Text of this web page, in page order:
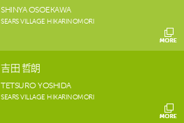
SHINYA OSOEKAWA
SEARS VILLAGE HIKARINOMORI
吉田 哲朗
TETSURO YOSHIDA
SEARS VILLAGE HIKARINOMORI